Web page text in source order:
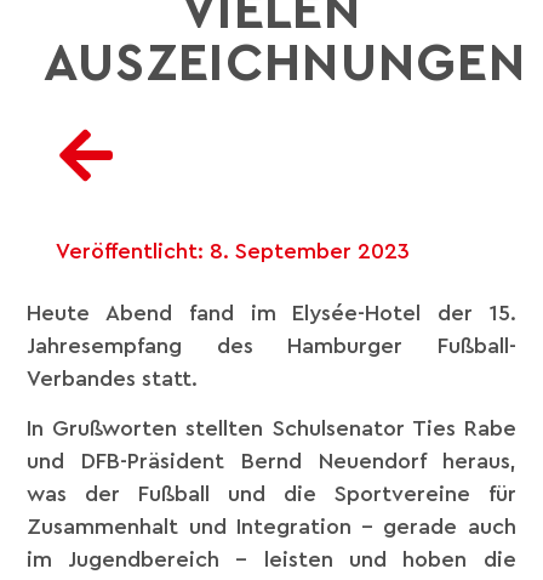
IELEN A
USZEICHNUNGEN
Veröffentlicht: 8. September 2023
Heute Abend fand im Elysée-Hotel der 15.
Jahresempfang des Hamburger Fußball-
Verbandes statt.
In Grußworten stellten Schulsenator Ties Rabe
und DFB-Präsident Bernd Neuendorf heraus,
was der Fußball und die Sportvereine für
Zusammenhalt und Integration – gerade auch
im Jugendbereich – leisten und hoben die